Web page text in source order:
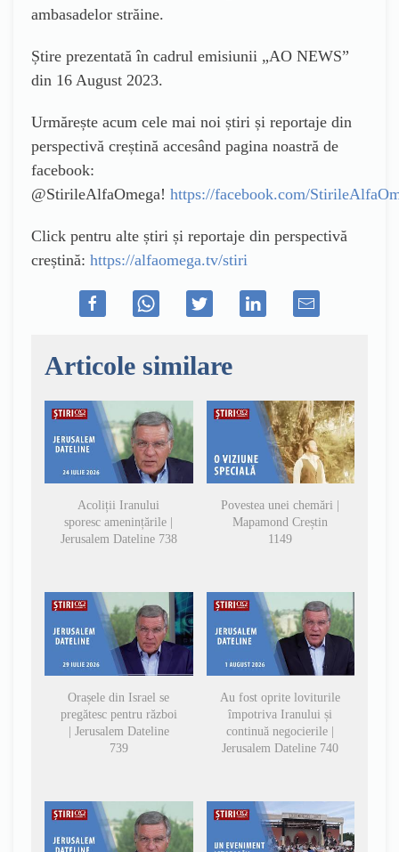
ambasadelor străine.
Știre prezentată în cadrul emisiunii „AO NEWS”
din 16 August 2023.
Urmărește acum cele mai noi știri și reportaje din
perspectivă creștină accesând pagina noastră de
facebook:
@StirileAlfaOmega! https://facebook.com/
Click pentru alte știri și reportaje din perspectivă
creștină: https://alfaomega.tv/stiri
Articole similare
Acoliții Iranului
sporesc amenințările |
Jerusalem Dateline 738
Povestea unei chemări |
Mapamond Creștin
1149
Orașele din Israel se
pregătesc pentru război
| Jerusalem Dateline
739
Au fost oprite loviturile
împotriva Iranului și
continuă negocierile |
Jerusalem Dateline 740